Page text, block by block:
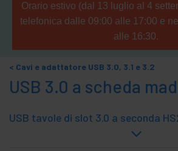
Orario estivo (dal 13 luglio al 4
telefonica dalle 09:00 alle 17:00 e
alle 16:30.
Cavi e adattatore USB 3.0, 3.1 e 3.2
USB 3.0 a scheda